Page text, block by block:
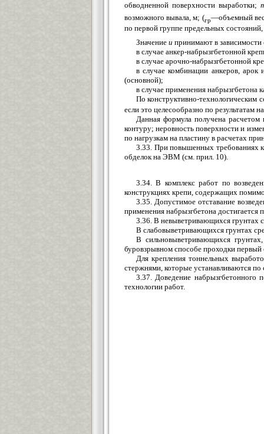
обводненной поверхности выработки;
возможного вывала, м; (гр—объемный
по первой группе предельных
Значение и принимают в
в случае анкер-набрызгбетонной
в случае арочно-набрызгбетонной
в случае комбинации анкеров,
(основной);
в случае применения набрызгбетона
По конструктивно-
если это целесообразно по результатам
Данная формула получена
контуру; неровность поверхности и
по нагрузкам на пластину в расчетах
3.33. При повышенных требованиях к
обделок на ЭВМ (см. прил. 10).
3.34. В комплекс работ по
конструкциях крепи, содержащих
3.35. Допустимое отставание
применения набрызгбетона
3.36. В невыветривающихся грунтах
В слабовыветривающихся грунтах
В сильновыветривающихся
буровзрывном способе проходки первый
Для крепления тоннельных
стержнями, которые устанавливаются
3.37. Доведение набрызгбетонного
технологии работ.